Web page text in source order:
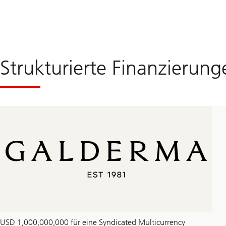
Strukturierte
USD 1,000,000,000 für eine Syndicated Multicurrency